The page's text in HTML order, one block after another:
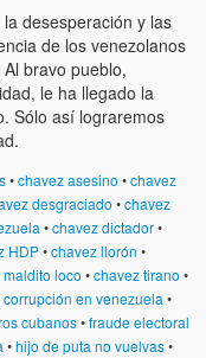
desesperación y las
de los venezolanos
bravo pueblo,
le ha llegado la
Sólo así lograremos
•chavez asesino •chavez
desgraciado •chavez
•chavez dictador•
HDP•chavez llorón •
loco •chavez tirano •
corrupción en venezuela •
cubanos•fraude electoral
•hijo de puta no vuelvas•